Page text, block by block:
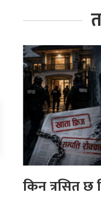
किन त्रसित छ